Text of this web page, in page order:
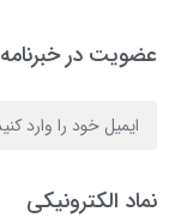
عضویت در خبرنامه
نماد الکترونیکی